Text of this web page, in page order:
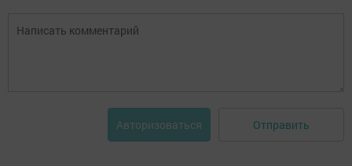
Авторизоваться Отправить